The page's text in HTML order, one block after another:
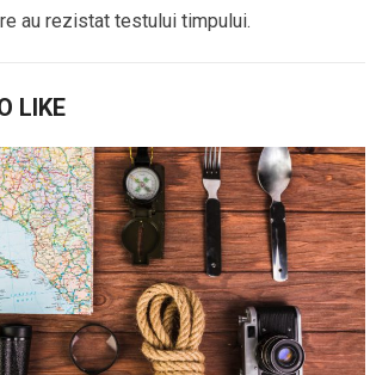
au rezistat testului timpului.
LIKE